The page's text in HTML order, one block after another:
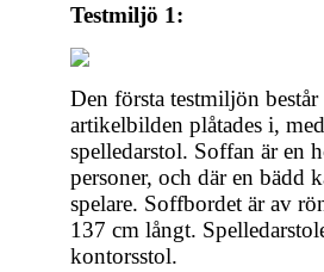
Testmiljö 1:
Den första testmiljön
artikelbilden plåtades i,
spelledarstol. Soffan är en
personer, och där en bädd
spelare. Soffbordet är av
137 cm långt.
kontorsstol.